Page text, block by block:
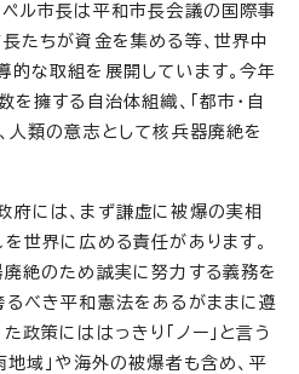
ル市長は平和市長会議の国際事
たちが資金を集める等、世界中
な取組を展開しています。今年
擁する自治体組織、「都市・自
人類の意志として核兵器廃絶を
府には、まず謙虚に被爆の実相
世界に広める責任があります。
廃絶のため誠実に努力する義務を
るべき平和憲法をあるがままに遵
政策にははっきり「ノー」と言う
地域」や海外の被爆者も含め、平